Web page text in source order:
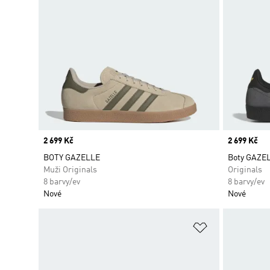
Price
2 699 Kč
BOTY GAZELLE
Muži Originals
8 barvy/ev
Nové
Price
2 699 Kč
Boty
Originals
8 barvy/ev
Nové